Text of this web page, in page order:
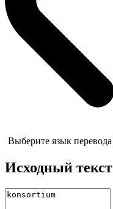
Выберите язык перевода
Исходный текст